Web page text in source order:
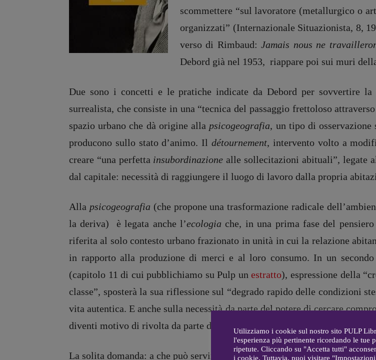
Recensioni
RUBRICHE
Archeologie del
presente
Fumetti
Libro & Film
Pulp for kids
Opera prima
DOSSIER
12 dicembre
Editoria
Intelligenza
Artificiale
Maestri sommersi
Pasolini 1922-2022
Psichedelia
Stranimondi
Tornare a Ballard
Valerio Evangelisti
Vampirismi
Antonella Marrone
R EDAZIONE
Costigliola,Anna da Re,
Roberto Derobertis,Elio
Valentina Marcoli,Elisabetta
Michielin,Nicole Spallina,
CONTATTI
recensioni:
Elio Grasso
[eliovoyager@gmail.com]
scommettere “sul lavoratore (metallurgico o
organizzati” (Internazionale Situazionista, 8,
verso di Rimbaud:Jamais nous ne
Debord già nel 1953, riappare poi sui muri
Due sono i concetti e le pratiche indicate da Debord per sovvertire
surrealista, che consiste in una “tecnica del passaggio frettoloso
spazio urbano che dà origine alla psicogeografia, un tipo di
producono sullo stato d’animo. Ildétournement, intervento volto a
creare “una perfetta insubordinazione alle sollecitazioni abituali”, legate
dal capitale: necessità di raggiungere il luogo di lavoro dalla propria
Alla psicogeografia (che propone una trasformazione radicale
la deriva) è legata anche l’ecologia che, in una prima fase del
riferita al solo contesto urbano frazionato in unità in cui la relazione
in rapporto alla produzione di merci e al loro consumo. In un
(capitolo 11 di cui pubblichiamo su Pulp unestratto), espressione della
classe”, sposterà la sua riflessione sul “degrado rapido delle condizioni
vita autentica. E anche sulla necessità da parte del potere di cercare
diventi motivo di rivolta da parte del proletariato, che per l’autore è l’unica
La solita domanda: a che può servirci tutto questo?
Utilizziamo i cookie sul nostro sito PULP
l'esperienza più pertinente ricordando le tue
ripetute. Cliccando su "Accetta tutti"
i cookie. Tuttavia, puoi visitare